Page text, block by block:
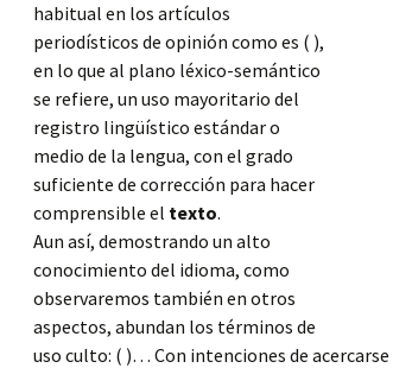
habitual en los artículos
periodísticos de opinión como es ( ),
en lo que al plano léxico-semántico
se refiere, un uso mayoritario del
registro lingüístico estándar o
medio de la lengua, con el grado
suficiente de corrección para hacer
comprensible el texto.
Aun así, demostrando un alto
conocimiento del idioma, como
observaremos también en otros
aspectos, abundan los términos de
uso culto: ( )… Con intenciones de